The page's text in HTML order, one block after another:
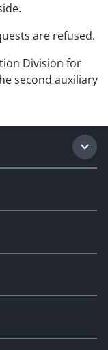
are refused.
Division for
second auxiliary